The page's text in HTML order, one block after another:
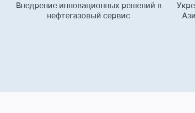
Внедрение инновационных решений в
нефтегазовый сервис